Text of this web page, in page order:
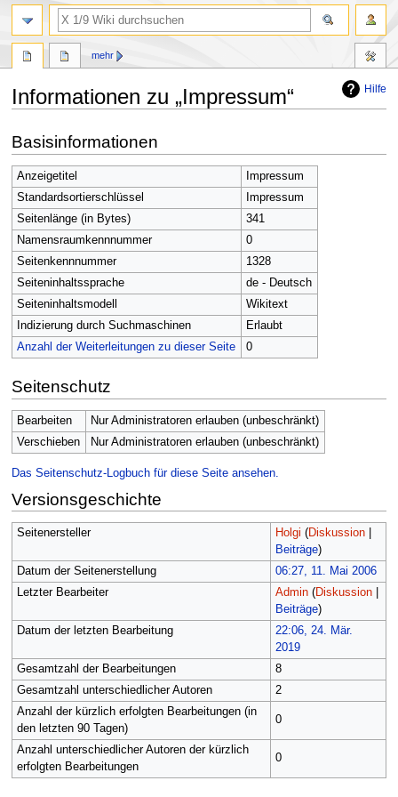
Hilfe
Informationen zu „Impressum“
Navigation
springen
Suche
springen
Basisinformationen
Anzeigetitel
Impressum
Standardsortierschlüssel
Impressum
Seitenlänge (in Bytes)
341
Namensraumkennnummer
0
Seitenkennnummer
1328
Seiteninhaltssprache
de - Deutsch
Seiteninhaltsmodell
Wikitext
Indizierung durch Suchmaschinen
Erlaubt
Anzahl der Weiterleitungen zu dieser Seite
0
Seitenschutz
Bearbeiten
Nur Administratoren erlauben (unbeschränkt)
Verschieben
Nur Administratoren erlauben (unbeschränkt)
Das Seitenschutz-Logbuch für diese Seite ansehen.
Versionsgeschichte
Seitenersteller Holgi (Diskussion|
Beiträge)
Datum der Seitenerstellung
06:27, 11. Mai 2006
Letzter Bearbeiter
Admin (Diskussion|
Beiträge)
Datum der letzten Bearbeitung
22:06, 24. Mär.
2019
Gesamtzahl der Bearbeitungen
8
Gesamtzahl unterschiedlicher Autoren
2
Anzahl der kürzlich erfolgten Bearbeitungen (in
den letzten 90 Tagen)
0
Anzahl unterschiedlicher Autoren der kürzlich
erfolgten Bearbeitungen
0
mehr
Suche